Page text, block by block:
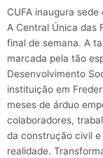
CUFA inaugura
A Central Única das
final de semana. A
marcada pela tão
Desenvolvimento
instituição em
meses de árduo
colaboradores,
da construção civil
realidade.